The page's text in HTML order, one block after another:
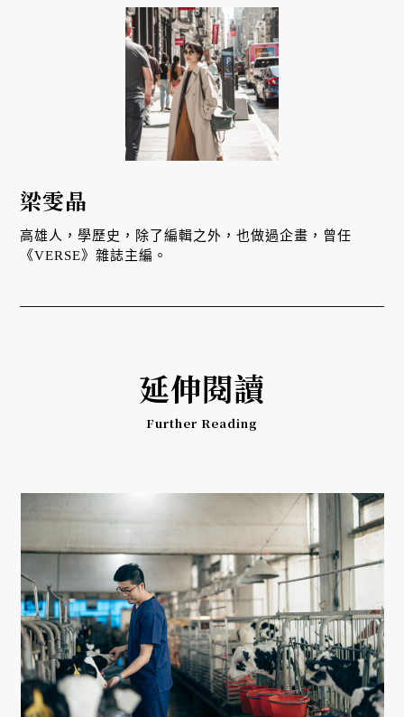
梁雯晶
高雄人，學歷史，除了編輯之外，也做過企畫，曾任
《VERSE》雜誌主編。
延伸閱讀
Further Reading